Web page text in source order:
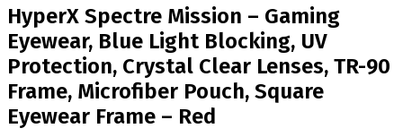
HyperX Spectre Mission – Gaming
Eyewear, Blue Light Blocking, UV
Protection, Crystal Clear Lenses, TR-90
Frame, Microfiber Pouch, Square
Eyewear Frame – Red